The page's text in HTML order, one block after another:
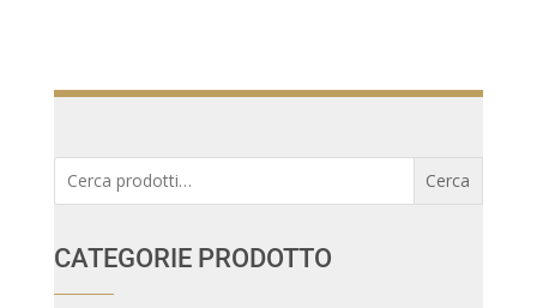
Cerca
CATEGORIE PRODOTTO